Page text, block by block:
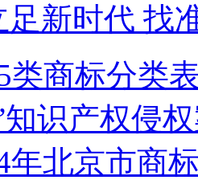
足新时代 找
类商标分类
知识产权侵
年北京市商